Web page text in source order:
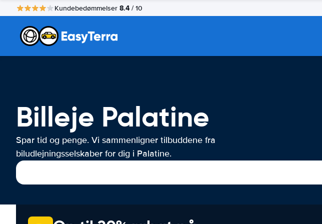
Kundebedømmelser 8.4 / 10
Billeje Palatine
Spar tid og penge. Vi sammenligner tilbuddene fra
biludlejningsselskaber for dig i Palatine.